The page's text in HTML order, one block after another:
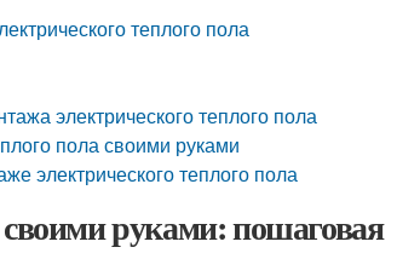
теплого пола
электрического теплого пола
пола своими руками
электрического теплого пола
руками: пошаговая